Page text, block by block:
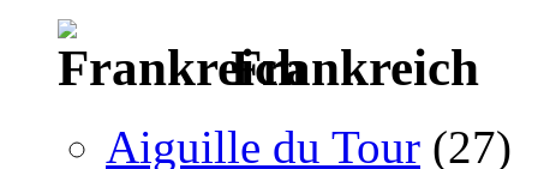
Frankreich
Aiguille du Tour (27)